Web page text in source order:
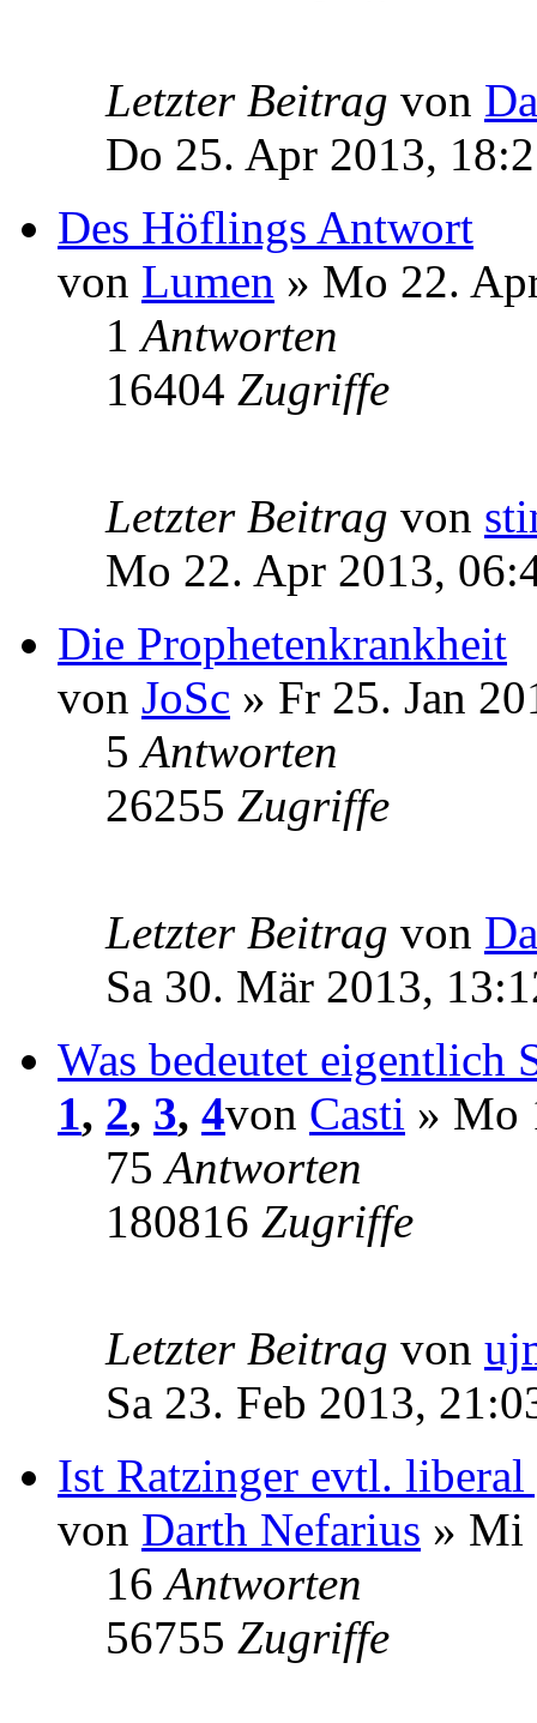
Letzter Beitrag von
Do 25. Apr 2013,
Des Höflings Antwort
von Lumen » Mo 22.
1Antworten
16404 Zugriffe
Letzter Beitrag von
Mo 22. Apr 2013,
Die Prophetenkrankheit
von JoSc » Fr 25. Jan
5Antworten
26255 Zugriffe
Letzter Beitrag von
Sa 30. Mär 2013,
Was bedeutet eigentlich
1, 2, 3, 4von Casti » Mo
75Antworten
180816 Zugriffe
Letzter Beitrag von
Sa 23. Feb 2013,
Ist Ratzinger evtl. liberal
von Darth Nefarius » Mi
16Antworten
56755 Zugriffe